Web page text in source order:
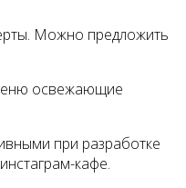
Можно предложить
освежающие
при разработке
кафе.